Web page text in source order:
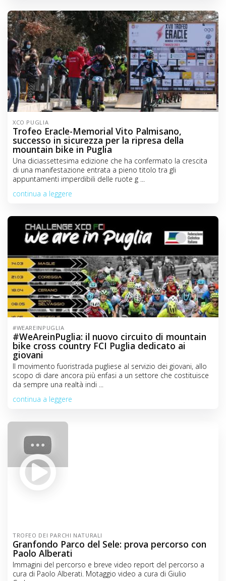
XCO PUGLIA
Trofeo Eracle-Memorial Vito Palmisano,
successo in sicurezza per la ripresa della
mountain bike in Puglia
Una diciassettesima edizione che ha confermato la crescita
di una manifestazione entrata a pieno titolo tra gli
appuntamenti imperdibili delle ruote g ...
continua a leggere
#WEAREINPUGLIA
#WeAreinPuglia: il nuovo circuito di mountain
bike cross country FCI Puglia dedicato ai
giovani
Il movimento fuoristrada pugliese al servizio dei giovani, allo
scopo di dare ancora più enfasi a un settore che costituisce
da sempre una realtà indi ...
continua a leggere
TROFEO DEI PARCHI NATURALI
Granfondo Parco del Sele: prova percorso con
Paolo Alberati
Immagini del percorso e breve video report del percorso a
cura di Paolo Alberati. Motaggio video a cura di Giulio